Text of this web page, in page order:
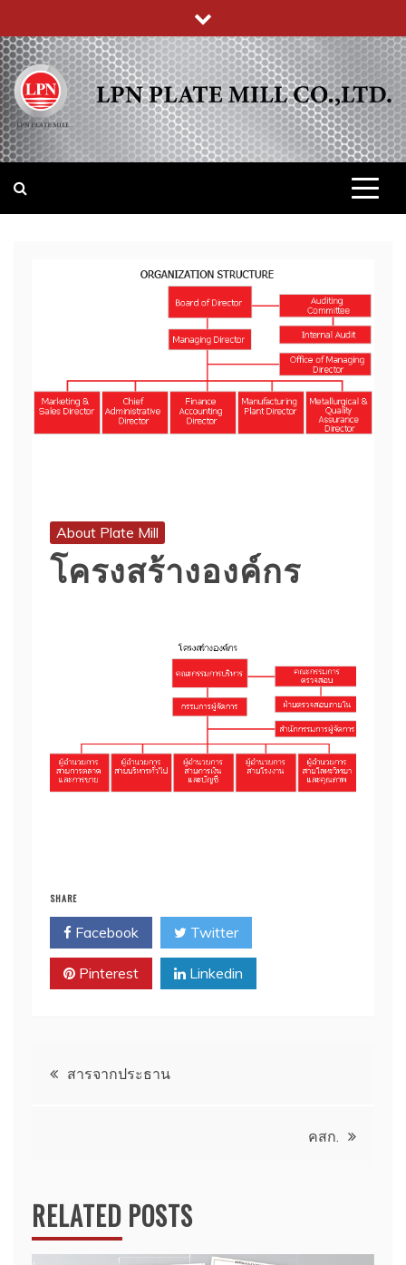
to
content
บริษัท แอล พี เอ็น เพลทมิล (จำกัด)
About Plate Mill
โครงสร้างองค์กร
SHARE
Facebook Twitter
Pinterest Linkedin
Postสารจากประธาน
คสก.
RELATED POSTS